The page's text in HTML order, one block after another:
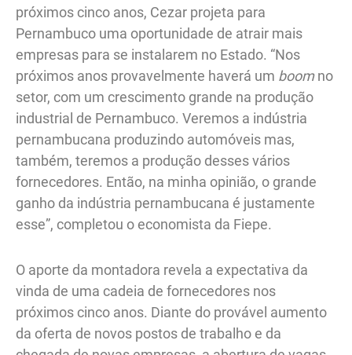
próximos cinco anos, Cezar projeta para
Pernambuco uma oportunidade de atrair mais
empresas para se instalarem no Estado. “Nos
próximos anos provavelmente haverá um boomno
setor, com um crescimento grande na produção
industrial de Pernambuco. Veremos a indústria
pernambucana produzindo automóveis mas,
também, teremos a produção desses vários
fornecedores. Então, na minha opinião, o grande
ganho da indústria pernambucana é justamente
esse”, completou o economista da Fiepe.
O aporte da montadora revela a expectativa da
vinda de uma cadeia de fornecedores nos
próximos cinco anos. Diante do provável aumento
da oferta de novos postos de trabalho e da